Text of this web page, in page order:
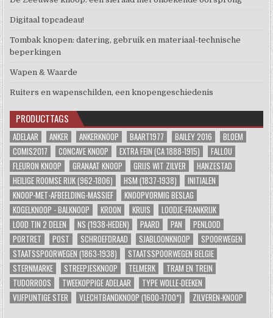
Digitaal topcadeau!
Tombak knopen: datering, gebruik en materiaal-technische
beperkingen
Wapen & Waarde
Ruiters en wapenschilden, een knopengeschiedenis
PRODUCTTAGS
ADELAAR ANKER ANKERKNOOP BAART1977 BAILEY 2016
BLOEM
COMIS2017
CONCAVE KNOOP EXTRA FEIN (CA 1888-1915)
FALLOU
FLEURON KNOOP
GRANAAT KNOOP GRIJS WIT ZILVER
HANZESTAD
HEILIGE ROOMSE RIJK (962-1806)
HSM (1837-1938)
INITIALEN
KNOOP-MET-AFBEELDING-MASSIEF
KNOOPVORMIG BESLAG
KOGELKNOOP - BALKNOOP
KROON KRUIS
LOODJE-FRANKRIJK
LOOD TIN 2 DELEN
NS (1938-HEDEN) PAARD PAN
PENLOOD
PORTRET
POST SCHROEFDRAAD SJABLOONKNOOP
SPOORWEGEN
STAATSSPOORWEGEN (1863-1938)
STAATSSPOORWEGEN BELGIE
STERNMARKE
STREEPJESKNOOP TELMERK
TRAM EN TREIN
TUDORROOS
TWEEKOPPIGE ADELAAR
TYPE WOLLE-DEEKEN
VIJFPUNTIGE STER
VLECHTBANDKNOOP (1600-1700*) ZILVEREN-KNOOP